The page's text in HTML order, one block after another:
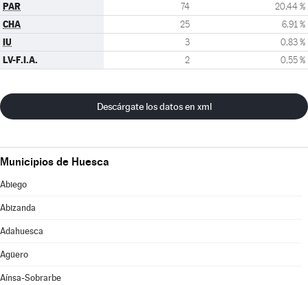
PAR 74 20,44 %
CHA 25 6,91 %
IU 3 0,83 %
LV-F.I.A. 2 0,55 %
Descárgate los datos en xml
Municipios de Huesca
Abiego
Abizanda
Adahuesca
Agüero
Aínsa-Sobrarbe